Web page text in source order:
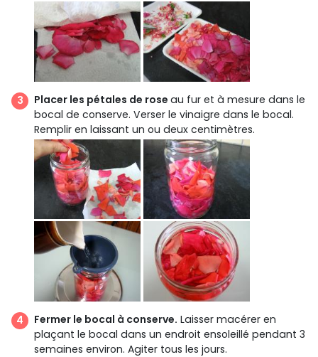
Placer les pétales de rose au fur et à mesure dans le
bocal de conserve. Verser le vinaigre dans le bocal.
Remplir en laissant un ou deux centimètres.
Fermer le bocal à conserve. Laisser macérer en
plaçant le bocal dans un endroit ensoleillé pendant 3
semaines environ. Agiter tous les jours.